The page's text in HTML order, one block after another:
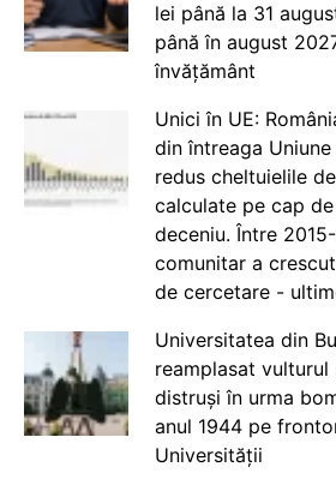
lei până la 31
până în august
învățământ
Unici în UE:
din întreaga
redus cheltuielile
calculate pe cap
deceniu. Între
comunitar a
de cercetare -
Universitatea din
reamplasat
distruși în urma
anul 1944 pe
Universității